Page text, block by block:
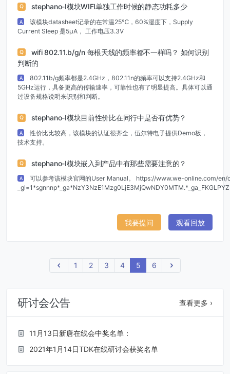
Q stephano-I模块WIFI单独工作时候的静态功耗多少
A
该模块datasheet记录的在常温25℃，60%湿度下，Supply
Current Sleep 是5μA， 工作电压3.3V
Q
wifi 802.11.b/g/n 每根天线的频率都不一样吗？ 如何识别
判断的
A
802.11b/g频率都是2.4GHz，802.11n的频率可以支持2.4GHz和
5GHz运行，具备更高的传输速率，可靠性也有了明显提高。具体可以通
过设备规格说明来识别和判断。
Q stephano-I模块目前性价比在同行中是否有优势？
A
性价比比较高，该模块的认证很齐全，伍尔特电子提供Demo板，
技术支持。
Q stephano-I模块嵌入到产品中有那些需要注意的？
A
可以参考该模块官网的User Manual。 https://www.we-online.com/
我要提问 观看回放
上一页
1 2 3 4 5 6
研讨会公告 查看更多 ›
11月13日新唐在线会中奖名单：
2021年1月14日TDK在线研讨会获奖名单